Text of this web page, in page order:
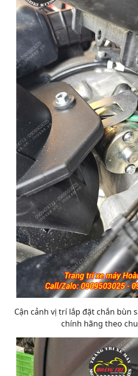
Cận cảnh vị trí lắp đặt chắn bùn
chính hãng theo